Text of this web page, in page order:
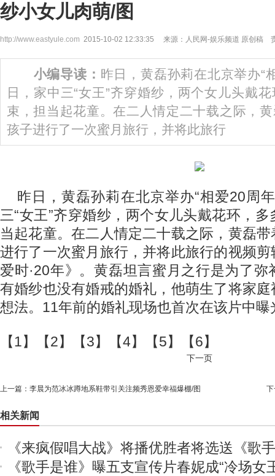
纱小女儿肉萌/图
http://www.eastyule.com 2015-10-02 12:33:35 来源：人民网-娱乐频道 原创稿
小编导读： 昨日，黄磊孙莉在北京举办“
日，家中三“女王”齐穿婚纱，两个女儿头戴
束，担当起花童。在二人情定二十载之际，
孩子进行了一次蜜月旅行，并将此旅行
昨日，黄磊孙莉在北京举办“相爱20周
三“女王”齐穿婚纱，两个女儿头戴花环，
当起花童。在二人情定二十载之际，黄磊
进行了一次蜜月旅行，并将此旅行的视频
爱时·20年》。黄磊坦言蜜月之行是为了
有婚纱也没有婚戒的婚礼，他萌生了将家
想法。11年前的婚礼现场也首次在该片中曝
【1】【2】【3】【4】【5】【6】
下一页
上一篇： 李晨为范冰冰蹲地系鞋带引关注频秀恩爱幸福爆棚/图
相关新闻
《来疯假唱大战》将播优胜者将选送《歌
《歌手是谁》曝五支宣传片春妮成“冷场女